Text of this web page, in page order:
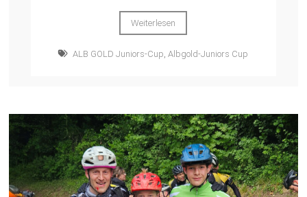
Weiterlesen
ALB GOLD Juniors-Cup Albgold-Juniors Cup